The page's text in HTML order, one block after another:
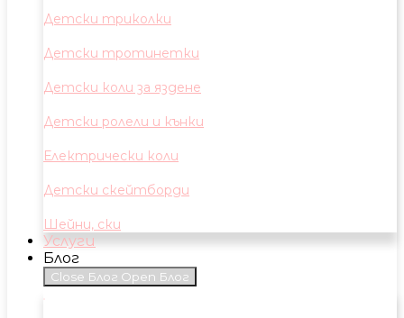
Детски триколки
Детски тротинетки
Детски коли за яздене
Детски ролели и кънки
Електрически коли
Детски скейтборди
Шейни, ски
Услуги
Блог
Close Блог Open Блог